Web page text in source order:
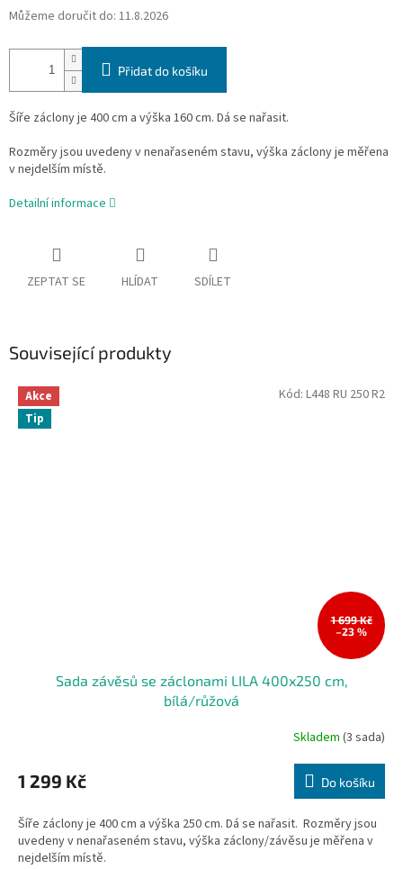
Můžeme doručit do: 11.8.2026
Přidat do košíku
Šíře záclony je 400 cm a výška 160 cm. Dá se nařasit.
Rozměry jsou uvedeny v nenařaseném stavu, výška záclony je měřena
v nejdelším místě.
Detailní informace
ZEPTAT SE HLÍDAT SDÍLET
Související produkty
Akce
Tip
1 699 Kč
–23 %
Sada závěsů se záclonami LILA 400x250 cm,
bílá/růžová
Skladem (3 sada)
1 299 Kč Do košíku
Šíře záclony je 400 cm a výška 250 cm. Dá se nařasit. Rozměry jsou
uvedeny v nenařaseném stavu, výška záclony/závěsu je měřena v
nejdelším místě.
Kód: L448 RU 250 R2